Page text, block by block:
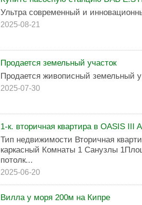
Ультра современный и
2025-08-21
Продается земельный участок
Продается живописный земельный
2025-07-30
1-к. вторичная квартира в OASIS III
Тип недвижимости Вторичная
каркасный Комнаты 1 Санузлы
потолк...
2025-06-20
Вилла у моря 200м на Кипре